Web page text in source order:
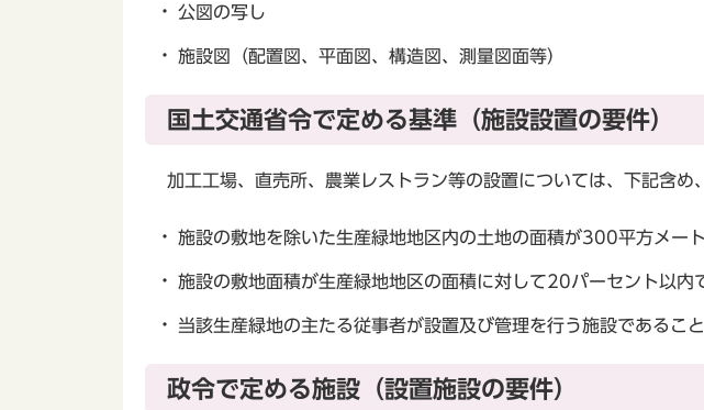
公図の写し
施設図（配置図、平面図、構造図、測量図面等）
国土交通省令で定める基準（施設設置の要件）
加工工場、直売所、農業レストラン等の設置については、下記含
施設の敷地を除いた生産緑地地区内の土地の面積が300平方メー
施設の敷地面積が生産緑地地区の面積に対して20パーセント以内
当該生産緑地の主たる従事者が設置及び管理を行う施設であること
政令で定める施設（設置施設の要件）